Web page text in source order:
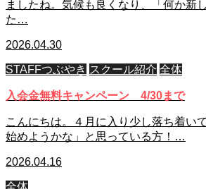
ましたね。気候も良くなり、「何か新
た…
2026.04.30
STAFFつぶやき スクール紹介 全体
入会金無料キャンペーン 4/30まで
こんにちは。４月に入り少し落ち着い
始めようかな」と思っている方！…
2026.04.16
全体